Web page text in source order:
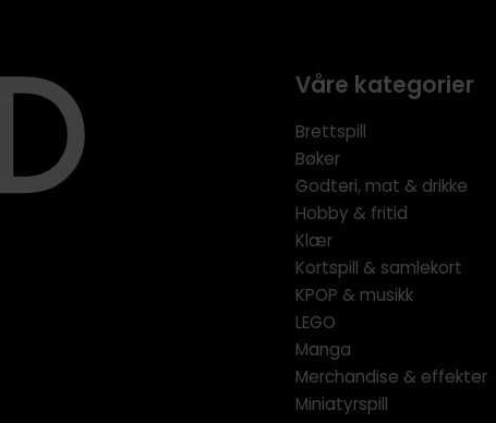
Våre kategorier
Brettspill
Bøker
Godteri, mat & drikke
Hobby & fritid
Klær
Kortspill & samlekort
KPOP & musikk
LEGO
Manga
Merchandise & effekter
Miniatyrspill